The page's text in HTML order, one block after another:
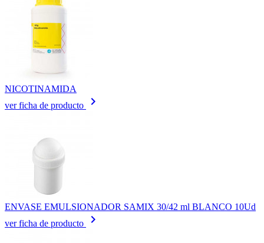
NICOTINAMIDA
ver ficha de producto
keyboard_arrow_right
ENVASE EMULSIONADOR SAMIX 30/42 ml BLANCO 10Ud
ver ficha de producto
keyboard_arrow_right